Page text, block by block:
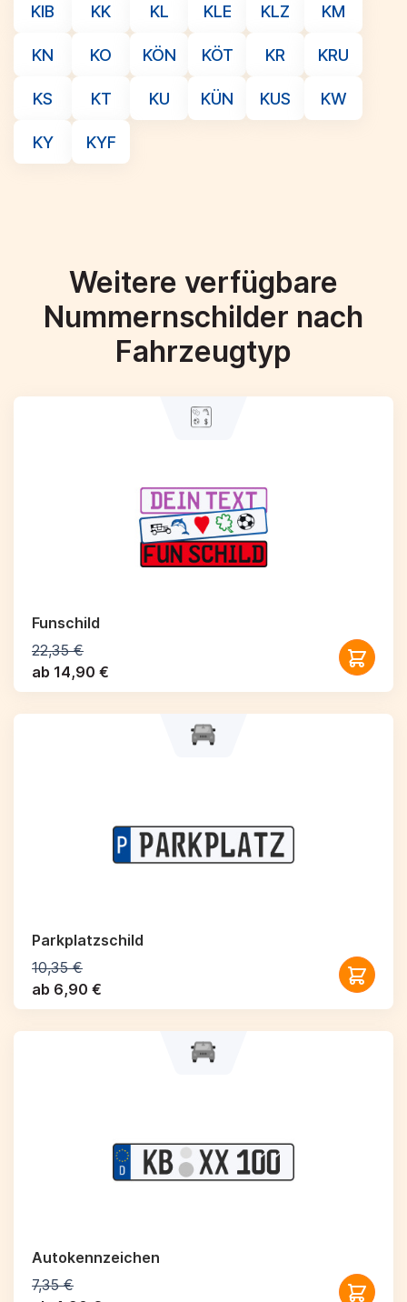
KIB KK KL KLE KLZ KM
KN KO KÖN KÖT KR KRU
KS KT KU KÜN KUS KW
KY KYF
Weitere verfügbare
Nummernschilder nach
Fahrzeugtyp
Funschild
22,35 €
ab 14,90 €
Parkplatzschild
10,35 €
ab 6,90 €
Autokennzeichen
7,35 €